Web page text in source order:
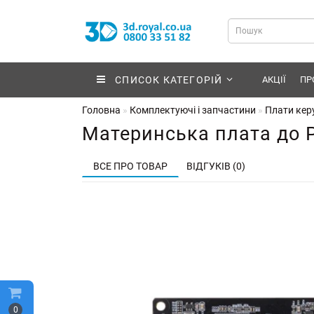
0
СПИСОК КАТЕГОРІЙ АКЦІЇ
Головна Комплектуючі і запчастини Плати
Материнська плата до
ВСЕ ПРО ТОВАР ВІДГУКІВ (0)